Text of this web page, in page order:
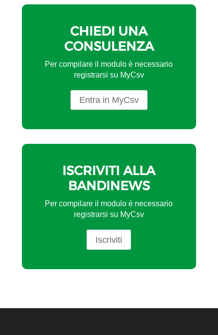
CHIEDI UNA
CONSULENZA
Per compilare il modulo è necessario
registrarsi su MyCsv
Entra in MyCsv
ISCRIVITI ALLA
BANDINEWS
Per compilare il modulo è necessario
registrarsi su MyCsv
Iscriviti